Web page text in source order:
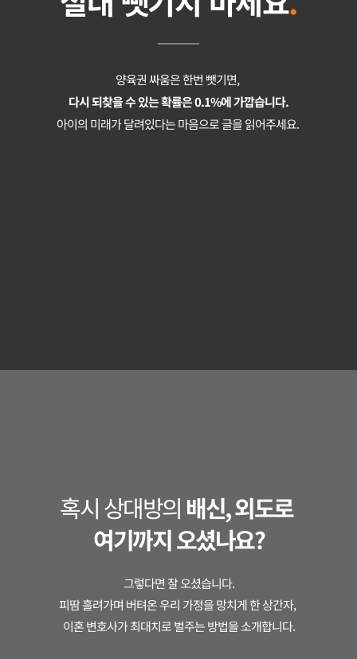
양육권 싸움은 한번 뺏기면,
다시 되찾을 수 있는 확률은 0.1%에 가깝습니다.
아이의 미래가 달려있다는 마음으로 글을 읽어주세요.
혹시 상대방의 배신, 외도로
여기까지 오셨나요?
그렇다면 잘 오셨습니다.
피땀 흘려가며 버텨온 우리 가정을 망치게 한 상간자,
이혼 변호사가 최대치로 벌주는 방법을 소개합니다.